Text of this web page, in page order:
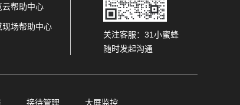
云帮助中心
现场帮助中心
关注客服：31小蜜蜂
随时发起沟通
接待管理 大屏监控